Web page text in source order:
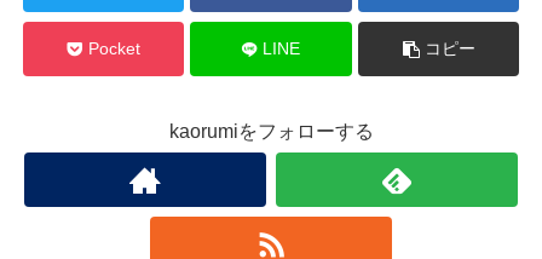
Pocket LINE コピー
kaorumiをフォローする